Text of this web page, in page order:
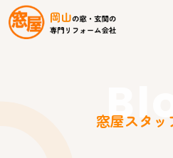
窓屋スタッ